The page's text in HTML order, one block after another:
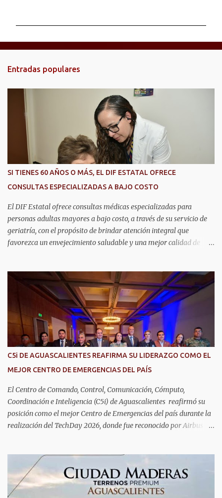
n
t
Entradas populares
SI TIENES 60 AÑOS O MÁS, EL DIF ESTATAL OFRECE
CONSULTAS ESPECIALIZADAS A BAJO COSTO
El DIF Estatal ofrece consultas médicas especializadas para
personas adultas mayores a bajo costo, a través de su servicio de
geriatría, con el propósito de brindar atención integral que
favorezca un envejecimiento saludable y una mejor calidad de
fundamentalmente en la prevención, el diagnóstico y tratamiento
de las enfermedades más comunes en las personas mayores de 60
años, como diabetes, hipertensión, deterioro cognitivo y
alzhéimer, entre otros padecimientos. "Nuestros adultos mayores
son el corazón de muchas familias y merecen todo nuestro respeto,
cuidado y reconocimiento; por eso, en el DIF Estatal impulsamos
servicios que les ayuden a cuidar su salud y a vivir esta etapa con
presidenta del DIF Estatal. Para acceder al servicio, las y los
interesados deben acudir a la Dirección de Servi...
C5i DE AGUASCALIENTES REAFIRMA SU LIDERAZGO COMO EL
MEJOR CENTRO DE EMERGENCIAS DEL PAÍS
El Centro de Comando, Control, Comunicación, Cómputo,
Coordinación e Inteligencia (C5i) de Aguascalientes reafirmó su
posición como el mejor Centro de Emergencias del país durante la
realización del TechDay 2026, donde fue reconocido por Airbus
seguridad pública y la atención de emergencias. Este encuentro
reunió a autoridades, especialistas nacionales e internacionales y
representantes de instituciones de seguridad para intercambiar